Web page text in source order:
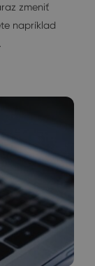
zmeniť
napríklad